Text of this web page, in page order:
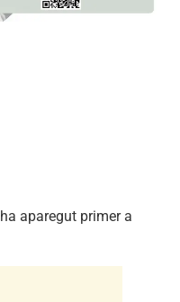
ha aparegut primer a